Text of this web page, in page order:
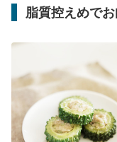
脂質控えめで